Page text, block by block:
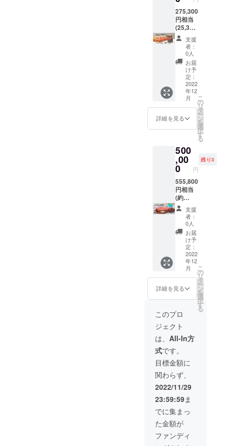
の一杯
にオス
スメ。
(Black)
…黒大
豆、黒
ごま入
りブレ
ンド。
香ばし
く深み
のある
味わ
い。
ホッと
一息つ
時に
ピッタ
リの心
が落ち
着くよ
うな味
わい
で、お
やすみ
前の一
杯にオ
スス
メ。 ※
ブレン
ティー
それぞ
れの原
材料は
画像を
ご参照
くださ
い。 ※
ルイボ
スや黒
ゴマな
どの苦
手な風
味があ
る方向
けに、
セット
内容を
お選び
頂けま
す。お
好きな
了承く
ださ
い。 ※
ご支援
頂きま
した方
(先着3
名)に
は、
メール
かLINE
にて掲
載内容
名、ご
紹介
像等)と
契約後
の連絡
方法
(メール
かLINE)
をお伺
い致し
ます。
※その都
度全て
こちら
で一度
確認、
契約者
様にも
内容の
を頂
き、お
承認で
きまし
たら実
行いた
しま
す。 ※
ご支援
前に、
アカウ
ントを
お持ち
でした
ら公式
LINEと
公式
Twitter
ます。
※お花か
観葉植
物、ど
ちらか
プレゼ
ントし
たい方
をお選
び下さ
い。そ
れに従
させて
頂きま
物には
お店側
で名札
が付け
られな
い場合
がある
ような
ので、
その場
合は私
が心を
込めて
手書き
でお名
入し、
付けさ
ただき
ます。
ご了承
下さ
上乗せ
して頂
いた場
合は“胡
蝶蘭”を
買わせ
て頂き
ます。
影でも
う少し
お時間
をいた
だきま
す事、
ご了承
くださ
い。 ※
クラウ
ドファ
ンディ
ングの
ルール
でキャ
が、ど
うして
も都合
が合わ
なく
なった
場合に
の
み、“10
,000円
チケッ
ト”をお
送り致
しま
す。 ※
譲渡不
可 ※
メール
をお送
しま
す。 ※
強圧を
求める
方はご
遠慮下
さい。
※法令に
医療、
診療行
為では
ござい
ませ
ん。効
とコメ
ント下
さい☆
※ご予約
は公式
LINEと
予約
フォー
ムから
受付け
る予定
です。
※有効期
限は開
業月か
求める
方はご
遠慮下
さい。
※法令に
基づく
医療、
診療行
為では
ござい
ませ
ん。効
果には
個人差
がござ
います
ことを
予めご
い。
フォー
ムから
受付け
る予定
です。
※有効期
限は開
業月か
ら1年。
※施術者
は小柄
なた
め、極
端な強
圧はで
きませ
ん。 ※
基づく
医療、
診療行
為では
ござい
ませ
ん。効
果には
個人差
がござ
います
ことを
予めご
了承く
ださ
い。
全て合
わせて
170分〜
180分(3
時間)は
かかり
ます。
※譲渡可
能。プ
レゼン
トとし
てもぜ
ひご利
用下さ
い♪ ※
メール
で確認
式LINE
より支
援者さ
まの
LINEへ
チケッ
トをお
送り致
しま
す。
LINE未
使用の
方、プ
レゼン
ト予定
の方は
郵送致
しま
す。一
言「郵
送希
望」と
コメン
ト下さ
い☆ ※
ご予約
は公式
LINEと
予約
フォー
ムから
受付け
る予定
です。
※有効期
限は開
業月か
10,000
円チ
ケット
×6枚 ・
5,000円
チケッ
ト×3枚
・1,000
円チ
ケット
×8枚 ・
お好き
なコー
ス10分
延長チ
ケット
×2枚
円相当)
※漢方ア
ロマオ
イルト
リート
メント
の105
分、120
分はオ
イルト
リート
メント
のみの
時間で
あり、
その他
にドラ
イヘッ
ド20分
や足
湯、カ
ウンセ
リング
なども
別途時
間がか
かりま
す。お
着替
え〜会
計まで
全て合
わせて
180分(3
時間)〜
200分(3
時間20
275,300
円相当
(25,300
円お得)
・強炭
酸入浴
剤 6個
(1,650
円相当)
・お好
きな
コース
10分延
長クー
ポン✕2
枚
円相当)
・アロ
マト
リート
メント
105分
コース
(38,000
) 1回分
チケッ
ト ・
ヘッド&
アイケ
ア 15分
コース
チケッ
ト×1枚
(1,800
円) ・
10,000
円チ
ケット
×17枚
・5,000
円チ
ケット
×11枚
・1,000
円チ
ケット
×6枚 ※
漢方ア
ロマオ
イルト
リート
メント
の105分
支援
者：
0人
お届
け予
定：
2022
年12
月
詳細を見る
こ
の
リ
タ
ー
ン
を
選
択
す
る
500
,00
0 円
残り3
555,800
円相当
(約
55,800
円お得)
・強炭
酸入浴
剤×10個
(2,750
円相当)
・ブレ
ンド
ティー
1袋(10
ティー
バッグ
入り) ・
お好き
なコー
ス10分
延長
クーポ
ン×16枚
(約
1年分
21,440
円相当)
・漢方
アロマ
トリー
トメン
ト105分
コース
支援
者：
0人
お届
け予
定：
2022
年12
月
詳細を見る
こ
の
リ
タ
ー
ン
を
選
択
す
る
このプロ
ジェクト
は、 All-In方
式です。
目標金額に
関わらず、
2022/11/29
23:59:59ま
でに集まっ
た金額が
ファンディ